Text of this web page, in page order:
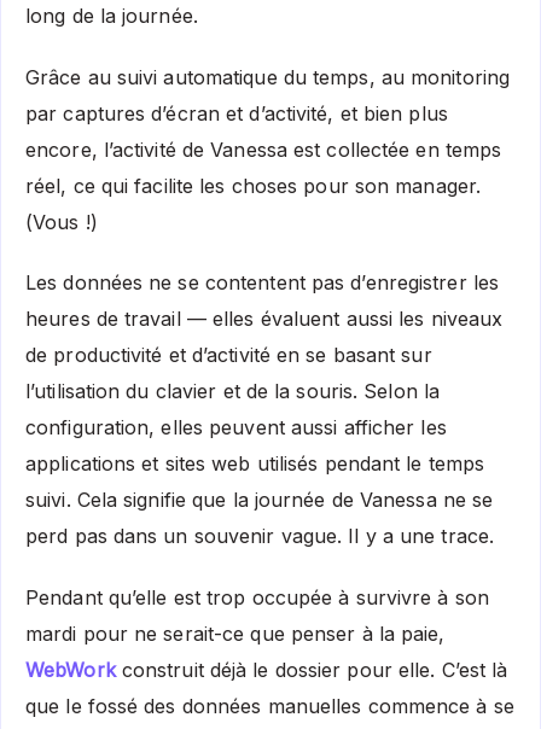
long de la journée.
Grâce au suivi automatique du temps, au monitoring
par captures d’écran et d’activité, et bien plus
encore, l’activité de Vanessa est collectée en temps
réel, ce qui facilite les choses pour son manager.
(Vous !)
Les données ne se contentent pas d’enregistrer les
heures de travail — elles évaluent aussi les niveaux
de productivité et d’activité en se basant sur
l’utilisation du clavier et de la souris. Selon la
configuration, elles peuvent aussi afficher les
applications et sites web utilisés pendant le temps
suivi. Cela signifie que la journée de Vanessa ne se
perd pas dans un souvenir vague. Il y a une trace.
Pendant qu’elle est trop occupée à survivre à son
mardi pour ne serait-ce que penser à la paie,
WebWorkconstruit déjà le dossier pour elle. C’est là
que le fossé des données manuelles commence à se